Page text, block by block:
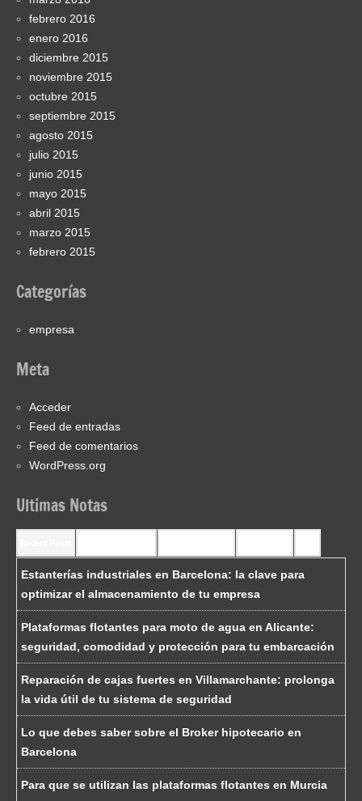
febrero 2016
enero 2016
diciembre 2015
noviembre 2015
octubre 2015
septiembre 2015
agosto 2015
julio 2015
junio 2015
mayo 2015
abril 2015
marzo 2015
febrero 2015
Categorías
empresa
Meta
Acceder
Feed de entradas
Feed de comentarios
WordPress.org
Ultimas Notas
Estanterías industriales en Barcelona: la clave para
optimizar el almacenamiento de tu empresa
Plataformas flotantes para moto de agua en Alicante:
seguridad, comodidad y protección para tu embarcación
Reparación de cajas fuertes en Villamarchante: prolonga
la vida útil de tu sistema de seguridad
Lo que debes saber sobre el Broker hipotecario en
Barcelona
Para que se utilizan las plataformas flotantes en Murcia